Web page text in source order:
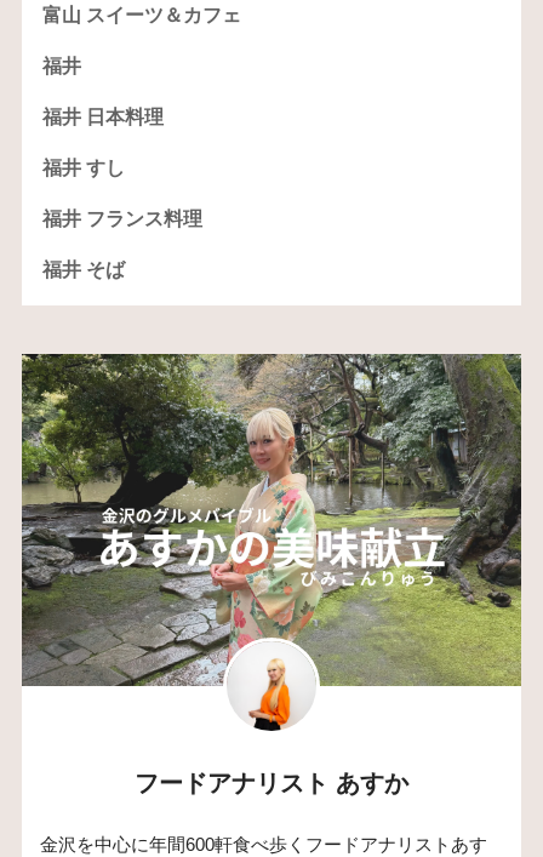
富山 スイーツ＆カフェ
福井
福井 日本料理
福井 すし
福井 フランス料理
福井 そば
フードアナリスト あすか
金沢を中心に年間600軒食べ歩くフードアナリストあす